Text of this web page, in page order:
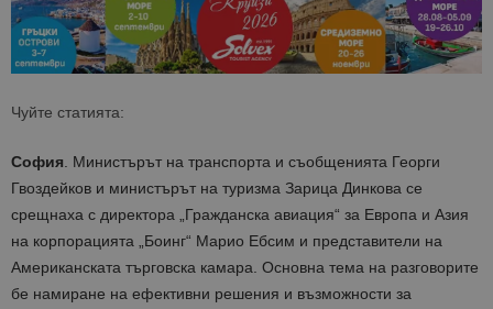
Чуйте статията:
София. Министърът на транспорта и съобщенията Георги
Гвоздейков и министърът на туризма Зарица Динкова се
срещнаха с директора „Гражданска авиация“ за Европа и Азия
на корпорацията „Боинг“ Марио Ебсим и представители на
Американската търговска камара. Основна тема на разговорите
бе намиране на ефективни решения и възможности за